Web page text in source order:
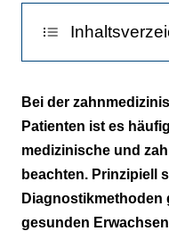
Menschen mit
Diagnostik
Geriatrisches
Funktionelle
Bei der
Patienten ist es
medizinische und
beachten. Prinzipiell
Diagnostikmethoden
gesunden